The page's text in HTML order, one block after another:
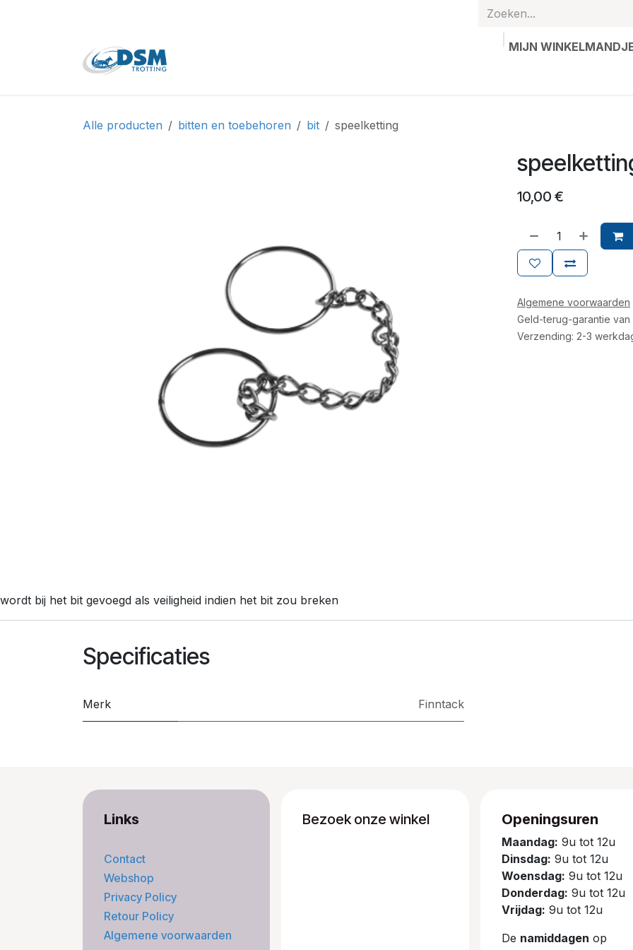
MIJN
Alle producten bitten en toebehoren bit speelketting
10,00 €
Algemene voorwaarden
Geld-terug-garantie van
Verzending: 2-3
wordt bij het bit gevoegd als veiligheid indien het bit zou breken
Specificaties
Merk Finntack
Links
Contact
Webshop
Privacy Policy
Retour Policy
Algemene voorwaarden
Bezoek onze winkel Openingsuren
Maandag: 9u tot 12u
Dinsdag: 9u tot 12u
Woensdag: 9u tot 12u
Donderdag: 9u tot 12u
Vrijdag: 9u tot 12u
De namiddagen op